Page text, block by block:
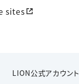
sites
LION公式アカウント